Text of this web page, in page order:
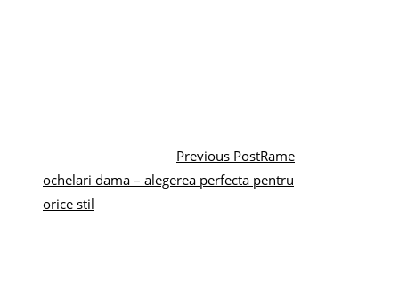
Previous PostRame
ochelari dama – alegerea perfecta pentru
orice stil